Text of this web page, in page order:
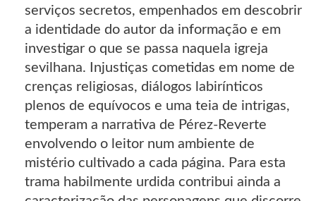
serviços secretos, empenhados em descobrir
a identidade do autor da informação e em
investigar o que se passa naquela igreja
sevilhana. Injustiças cometidas em nome de
crenças religiosas, diálogos labirínticos
plenos de equívocos e uma teia de intrigas,
temperam a narrativa de Pérez-Reverte
envolvendo o leitor num ambiente de
mistério cultivado a cada página. Para esta
trama habilmente urdida contribui ainda a